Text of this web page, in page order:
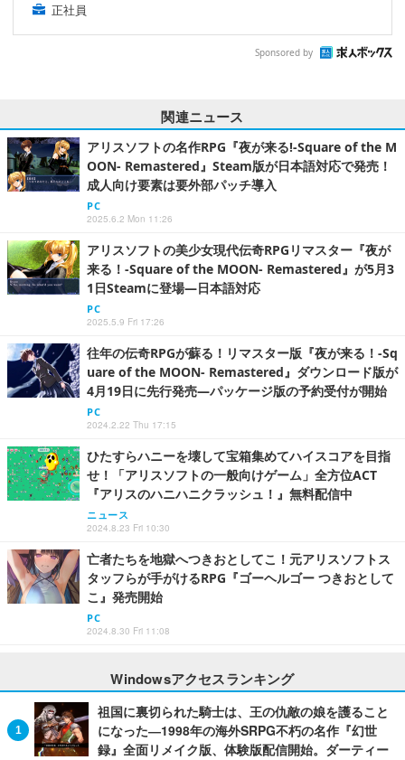
正社員
Sponsored by
関連ニュース
アリスソフトの名作RPG『夜が来る!-Square of the M
OON- Remastered』Steam版が日本語対応で発売！
成人向け要素は要外部パッチ導入
PC
2025.6.2 Mon 11:26
アリスソフトの美少女現代伝奇RPGリマスター『夜が
来る！-Square of the MOON- Remastered』が5月3
1日Steamに登場―日本語対応
PC
2025.5.9 Fri 17:26
往年の伝奇RPGが蘇る！リマスター版『夜が来る！-Sq
uare of the MOON- Remastered』ダウンロード版が
4月19日に先行発売―パッケージ版の予約受付が開始
PC
2024.2.22 Thu 17:15
ひたすらハニーを壊して宝箱集めてハイスコアを目指
せ！「アリスソフトの一般向けゲーム」全方位ACT
『アリスのハニハニクラッシュ！』無料配信中
ニュース
2024.8.23 Fri 10:30
亡者たちを地獄へつきおとしてこ！元アリスソフトス
タッフらが手がけるRPG『ゴーヘルゴー つきおとして
こ』発売開始
PC
2024.8.30 Fri 11:08
Windowsアクセスランキング
祖国に裏切られた騎士は、王の仇敵の娘を護ること
になった―1998年の海外SRPG不朽の名作『幻世
録』全面リメイク版、体験版配信開始。ダーティー